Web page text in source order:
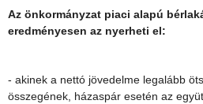
Az önkormányzat piaci alapú
eredményesen az nyerheti el:
- akinek a nettó jövedelme legalább
összegének, házaspár esetén az